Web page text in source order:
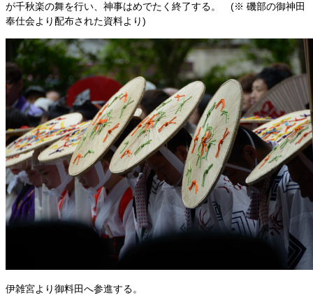
が千秋楽の舞を行い、神事はめでたく終了する。 (※ 磯部の御神田
奉仕会より配布された資料より)
伊雑宮より御料田へ参進する。